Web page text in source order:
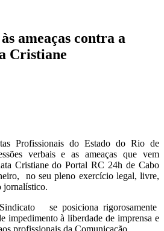
ameaças contra a
Cristiane
Profissionais do Estado do Rio de
verbais e as ameaças que vem
Cristiane do Portal RC 24h de Cabo
no seu pleno exercício legal, livre,
jornalístico.
se posiciona rigorosamente
impedimento à liberdade de imprensa e
profissionais da Comunicação.